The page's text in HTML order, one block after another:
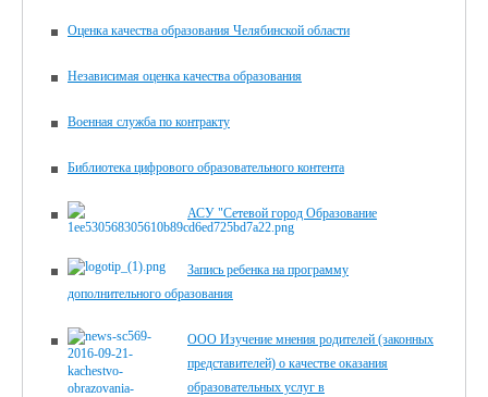
Оценка качества образования Челябинской области
Независимая оценка качества образования
Военная служба по контракту
Библиотека цифрового образова­тельного контента
АСУ "Сетевой город Образование
Запись ребенка на программу
дополнительного образования
ООО Изучение мнения родителей (законных
представителей) о качестве оказания
образовательных услуг в